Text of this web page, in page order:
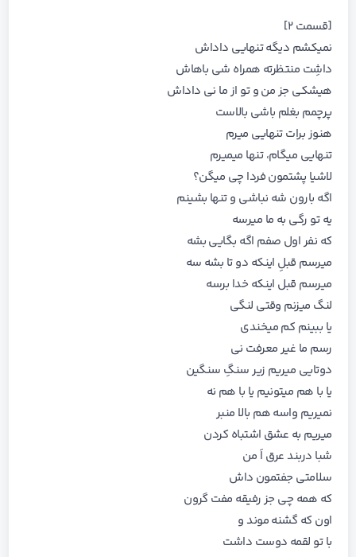
[قسمت ۲]
نمیکشم دیگه تنهایی داداش
داشِت منتظرته همراه شی باهاش
هیشکی جز من و تو از ما نی داداش
پرچمم بغلم باشی بالاست
هنوز برات تنهایی میرم
تنهایی میگام، تنها میمیرم
لاشیا پشتمون فردا چی میگن؟
اگه بارون شه نباشی و تنها بشینم
یه تو رگی به ما میرسه
که نفر اول صفم اگه بگایی بشه
میرسم قبلِ اینکه دو تا بشه سه
میرسم قبل اینکه خدا برسه
لنگ میزنم وقتی لنگی
یا ببینم کم میخندی
رسم ما غیر معرفت نی
دوتایی میریم زیر سنگِ سنگین
یا با هم میتونیم یا با هم نه
نمیریم واسه هم بالا منبر
میریم به عشق اشتباه کردن
شبا دربند عرق اَ من
سلامتی جفتمون داش
که همه چی جز رفیقه مفت گرون
اون که گشنه موند و
با تو لقمه دوست داشت